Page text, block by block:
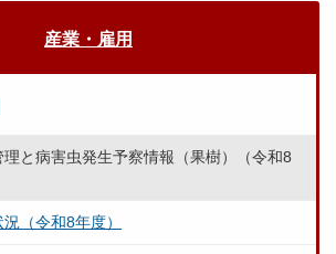
産業・雇用
と病害虫発生予察情報（果樹）（令和8
（令和8年度）